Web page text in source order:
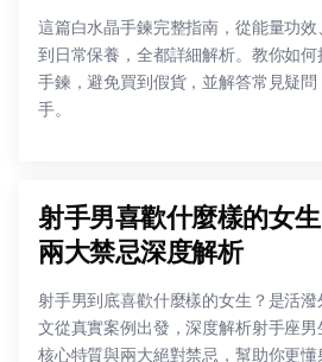
這篇白水晶手鍊完整指南，從能量功
到日常保養，全都詳細解析。教你如
手鍊，避免買到假貨，並解答常見疑問
手。
射手男喜歡什麼樣的女
兩大禁忌深度解析
射手男到底喜歡什麼樣的女生？是活
文從真實案例出發，深度解析射手座
核心特質與兩大絕對禁忌，幫助你更懂